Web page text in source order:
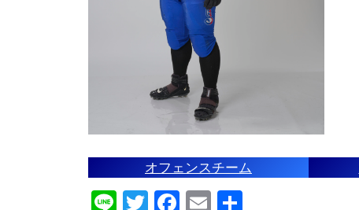
オフェンスチーム
LineTwitter
Facebook
Email